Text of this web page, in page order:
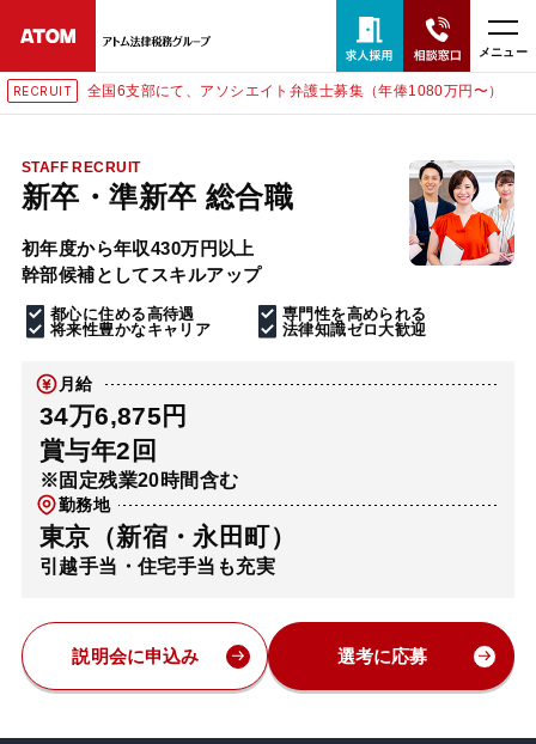
メニュー
年俸1080万円〜） RECRUIT 東京にて、相談予約スタッフ募集（月給
STAFF RECRUIT
新卒・準新卒 総合職
初年度から年収430万円以上
幹部候補としてスキルアップ
都心に住める高待遇
専門性を高められる
将来性豊かなキャリア
法律知識ゼロ大歓迎
月給
34万6,875円
賞与年2回
※固定残業20時間含む
勤務地
東京（新宿・永田町）
引越手当・住宅手当も充実
説明会に申込み 選考に応募
24時間365日全国対応
無料相談窓口はこちら
電話・LINE・メールで相談予約受付中
ホーム
解決実績
アクセス
弁護士・税理士